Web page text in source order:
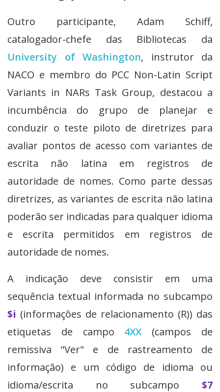
Outro participante, Adam Schiff,
catalogador-chefe das Bibliotecas da
University of Washington, instrutor da
NACO e membro do PCC Non-Latin Script
Variants in NARs Task Group, destacou a
incumbência do grupo de planejar e
conduzir o teste piloto de diretrizes para
avaliar pontos de acesso com variantes de
escrita não latina em registros de
autoridade de nomes. Como parte dessas
diretrizes, as variantes de escrita não latina
poderão ser indicadas para qualquer idioma
e escrita permitidos em registros de
autoridade de nomes.
A indicação deve consistir em uma
sequência textual informada no subcampo
$i (informações de relacionamento (R)) das
etiquetas de campo 4XX(campos de
remissiva "Ver" e de rastreamento de
informação) e um código de idioma ou
idioma/escrita no subcampo $7